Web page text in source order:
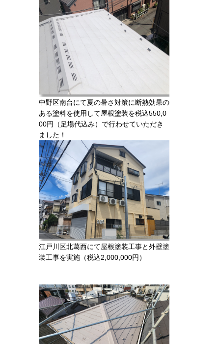
中野区南台にて夏の暑さ対策に断熱効果の
ある塗料を使用して屋根塗装を税込550,0
00円（足場代込み）で行わせていただき
ました！
江戸川区北葛西にて屋根塗装工事と外壁塗
装工事を実施（税込2,000,000円）